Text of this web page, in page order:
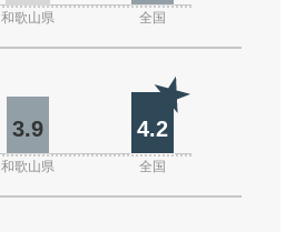
和歌山県 全国
3.9 4.2
和歌山県 全国